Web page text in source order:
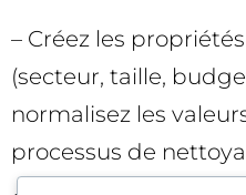
– Créez les
(secteur, taille,
normalisez les
processus de